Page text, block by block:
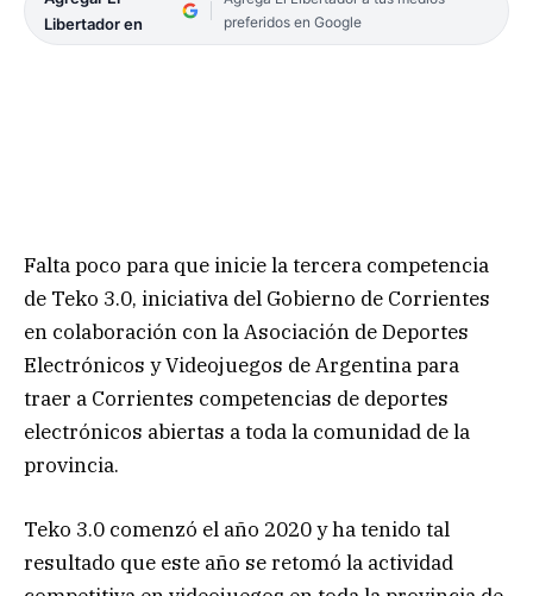
Libertador en
preferidos en Google
Falta poco para que inicie la tercera competencia
de Teko 3.0, iniciativa del Gobierno de Corrientes
en colaboración con la Asociación de Deportes
Electrónicos y Videojuegos de Argentina para
traer a Corrientes competencias de deportes
electrónicos abiertas a toda la comunidad de la
provincia.
Teko 3.0 comenzó el año 2020 y ha tenido tal
resultado que este año se retomó la actividad